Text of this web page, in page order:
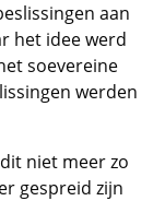
aan
het idee werd
soevereine
werden
niet meer zo
gespreid zijn